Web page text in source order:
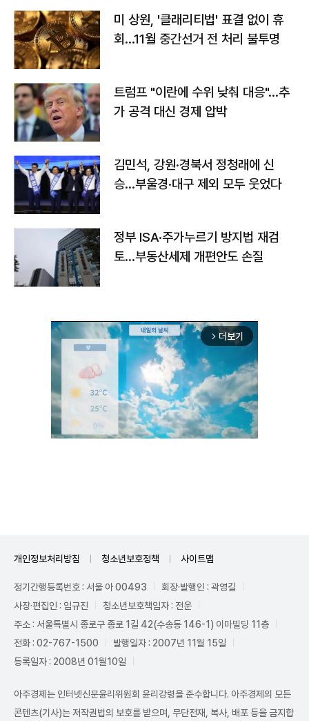
미 상원, '클래리티법' 표결 없이 휴
회…11월 중간선거 전 처리 불투명
트럼프 "이란에 수위 낮춰 대응"…추
가 공격 대신 경제 압박
김민석, 강원·경북서 정청래에 신
승…부울경·대구 제외 모두 웃었다
정부 ISA·주가누르기 방지법 재검
토…부동산세제 개편안도 손질
arrow_forward_ios 더보기
개인정보처리방침 청소년보호정책 사이트맵
정기간행등록번호 : 서울 아 00493
회장·발행인 : 곽영길
사장·편집인 : 임규진
청소년보호책임자 : 전운
주소 : 서울특별시 종로구 종로 1길 42(수송동 146-1) 이마빌딩 11층
전화 : 02-767-1500
발행일자 : 2007년 11월 15일
등록일자 : 2008년 01월10일
아주경제는 인터넷신문윤리위원회 윤리강령을 준수합니다. 아주경제의 모든
콘텐츠(기사)는 저작권법의 보호를 받으며, 무단전재, 복사, 배포 등을 금지합